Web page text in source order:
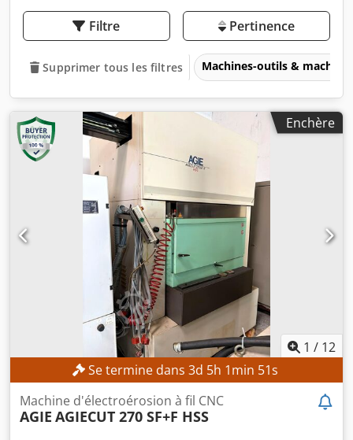
Filtre Pertinence
Supprimer tous les filtres Machines-outils &
Enchère
1 / 12
Se termine dans 3d 5h 1min 49s
Machine d'électroérosion à fil CNC
AGIE AGIECUT 270 SF+F HSS